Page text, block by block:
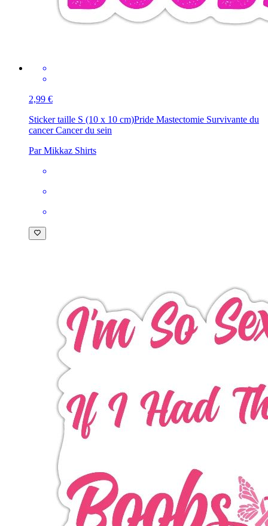
2,99 €
Sticker taille S (10 x 10 cm)Pride Mastectomie Survivante du
cancer Cancer du sein
Par Mikkaz Shirts